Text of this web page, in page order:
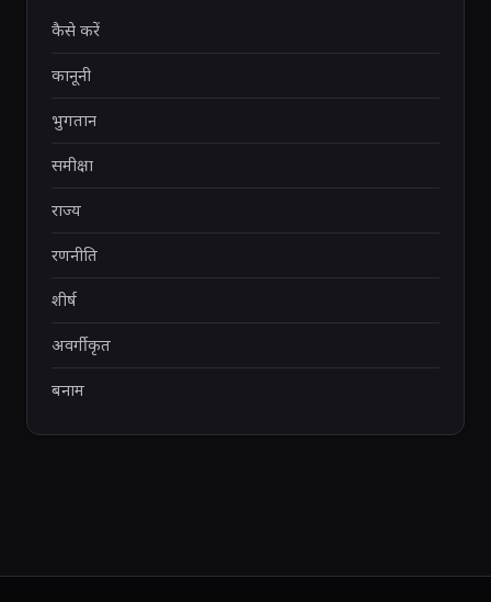
कैसे करें
कानूनी
भुगतान
समीक्षा
राज्य
रणनीति
शीर्ष
अवर्गीकृत
बनाम